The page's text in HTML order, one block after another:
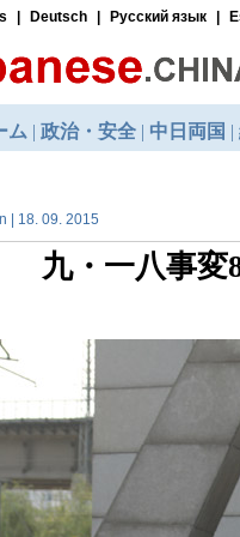
| 18. 09. 2015
九・一八事